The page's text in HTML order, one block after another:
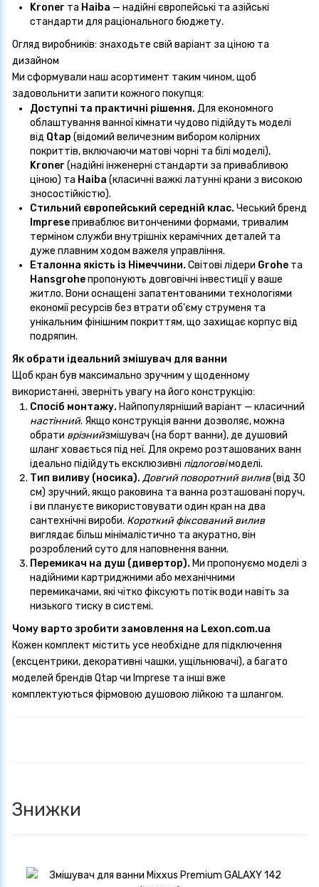
Kroner та Haiba — надійні європейські та азійські
стандарти для раціонального бюджету.
Огляд виробників: знаходьте свій варіант за ціною та
дизайном
Ми сформували наш асортимент таким чином, щоб
задовольнити запити кожного покупця:
Доступні та практичні рішення. Для економного
облаштування ванної кімнати чудово підійдуть моделі
від Qtap (відомий величезним вибором колірних
покриттів, включаючи матові чорні та білі моделі),
Kroner (надійні інженерні стандарти за привабливою
ціною) та Haiba (класичні важкі латунні крани з високою
зносостійкістю).
Стильний європейський середній клас. Чеський бренд
Impreseприваблює витонченими формами, тривалим
терміном служби внутрішніх керамічних деталей та
дуже плавним ходом важеля управління.
Еталонна якість із Німеччини. Світові лідери Grohe та
Hansgroheпропонують довговічні інвестиції у ваше
житло. Вони оснащені запатентованими технологіями
економії ресурсів без втрати об'єму струменя та
унікальним фінішним покриттям, що захищає корпус від
подряпин.
Як обрати ідеальний змішувач для ванни
Щоб кран був максимально зручним у щоденному
використанні, зверніть увагу на його конструкцію:
Спосіб монтажу. Найпопулярніший варіант — класичний
настінний. Якщо конструкція ванни дозволяє, можна
обрати врізнийзмішувач (на борт ванни), де душовий
шланг ховається під неї. Для окремо розташованих ванн
ідеально підійдуть ексклюзивні підлоговімоделі.
Тип виливу (носика). Довгий поворотний вилив(від 30
см) зручний, якщо раковина та ванна розташовані поруч,
і ви плануєте використовувати один кран на два
сантехнічні вироби. Короткий фіксований вилив
виглядає більш мінімалістично та акуратно, він
розроблений суто для наповнення ванни.
Перемикач на душ (дивертор). Ми пропонуємо моделі з
надійними картриджними або механічними
перемикачами, які чітко фіксують потік води навіть за
низького тиску в системі.
Чому варто зробити замовлення на Lexon.com.ua
Кожен комплект містить усе необхідне для підключення
(ексцентрики, декоративні чашки, ущільнювачі), а багато
моделей брендів Qtap чи Imprese та інші вже
комплектуються фірмовою душовою лійкою та шлангом.
Знижки